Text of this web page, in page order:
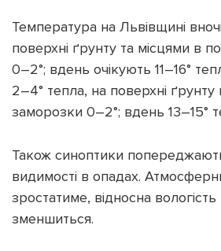
Температура на Львівщині
поверхні ґрунту та місцями в
0–2°; вдень очікують 11–16°
2–4° тепла, на поверхні
заморозки 0–2°; вдень 13–15°
Також синоптики
видимості в опадах.
зростатиме, відносна вологість
зменшиться.